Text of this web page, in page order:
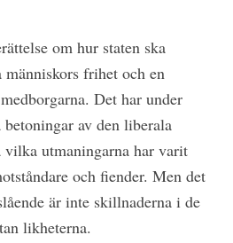
om hur staten ska
människors frihet och en
Det har under
av den liberala
utmaningarna har varit
och fiender. Men det
är inte skillnaderna i de
likheterna.